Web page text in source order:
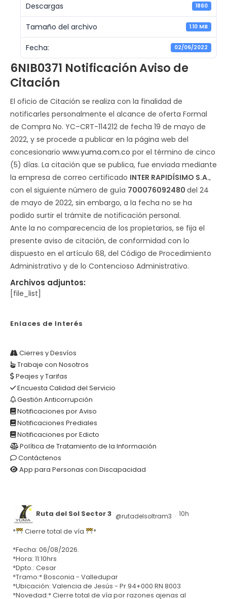
Descargas 1860
Tamaño del archivo 1.10 MB
Fecha: 02/06/2022
6NIB0371 Notificación Aviso de
Citación
El oficio de Citación se realiza con la finalidad de
notificarles personalmente el alcance de oferta Formal
de Compra No. YC–CRT-114212 de fecha 19 de mayo de
2022, y se procede a publicar en la página web del
concesionario www.yuma.com.co por el término de cinco
(5) días. La citación que se publica, fue enviada mediante
la empresa de correo certificado INTER RAPIDÍSIMO S.A.,
con el siguiente número de guía 700076092480 del 24
de mayo de 2022, sin embargo, a la fecha no se ha
podido surtir el trámite de notificación personal.
Ante la no comparecencia de los propietarios, se fija el
presente aviso de citación, de conformidad con lo
dispuesto en el artículo 68, del Código de Procedimiento
Administrativo y de lo Contencioso Administrativo.
Archivos adjuntos:
[file_list]
Enlaces de Interés
Cierres y Desvíos
Trabaje con Nosotros
Peajes y Tarifas
Encuesta Calidad del Servicio
Gestión Anticorrupción
Notificaciones por Aviso
Notificaciones Prediales
Notificaciones por Edicto
Política de Tratamiento de la Información
Contáctenos
App para Personas con Discapacidad
Ruta del Sol Sector 3 @rutadelsoltram3 · 10h
* Cierre total de vía
*
*Fecha: 06/08/2026.
*Hora: 11:10hrs
*Dpto.: Cesar
*Tramo:* Bosconia - Valledupar
*Ubicación: Valencia de Jesús - Pr 94+000 RN 8003
*Novedad:* Cierre total de vía por razones ajenas al